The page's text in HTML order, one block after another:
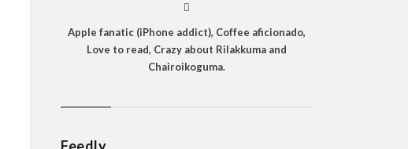

Apple fanatic (iPhone addict), Coffee aficionado,
Love to read, Crazy about Rilakkuma and
Chairoikoguma.